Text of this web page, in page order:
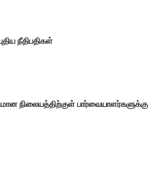
நீதிபதிகள்
நிலையத்திற்குள் பார்வையாளர்களுக்கு